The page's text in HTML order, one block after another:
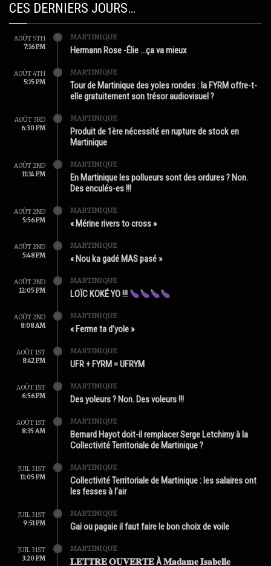
CES DERNIERS JOURS…
AOÛT 5TH
7:16 PM
MARTINIQUE
Hermann Rose -Élie …ça va mieux
AOÛT 4TH
5:15 PM
MARTINIQUE
Tour de Martinique des yoles rondes : la FYRM offre-t-
elle gratuitement son trésor audiovisuel ?
AOÛT 3RD
6:30 PM
MARTINIQUE
Produit de 1ère nécessité en rupture de stock en
Martinique
AOÛT 2ND
11:14 PM
MARTINIQUE
En Martinique les pollueurs sont des ordures ? Non.
Des enculés-es !!!
AOÛT 2ND
5:56 PM
MARTINIQUE
« Mérine rivers to cross »
AOÛT 2ND
5:48 PM
MARTINIQUE
« Nou ka gadé MAS pasé »
AOÛT 2ND
12:05 PM
MARTINIQUE
LOÏC KOKÉ YO !!!
AOÛT 2ND
8:08 AM
MARTINIQUE
« Ferme ta d’yole »
AOÛT 1ST
8:42 PM
MARTINIQUE
UFR + FYRM = UFRYM
AOÛT 1ST
6:56 PM
MARTINIQUE
Des yoleurs ? Non. Des voleurs !!!
AOÛT 1ST
8:35 AM
MARTINIQUE
Bernard Hayot doit-il remplacer Serge Letchimy à la
Collectivité Territoriale de Martinique ?
JUIL 31ST
11:05 PM
MARTINIQUE
Collectivité Territoriale de Martinique : les salaires ont
les fesses à l’air
JUIL 31ST
9:51 PM
MARTINIQUE
Gai ou pagaie il faut faire le bon choix de voile
JUIL 31ST
3:20 PM
MARTINIQUE
𝐋𝐄𝐓𝐓𝐑𝐄 𝐎𝐔𝐕𝐄𝐑𝐓𝐄 À 𝐌𝐚𝐝𝐚𝐦𝐞 𝐈𝐬𝐚𝐛𝐞𝐥𝐥𝐞